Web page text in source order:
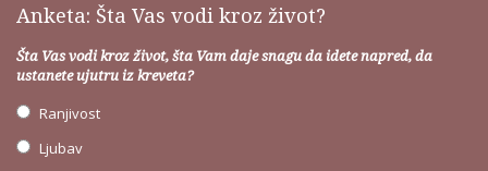
Anketa: Šta Vas vodi kroz život?
Šta Vas vodi kroz život, šta Vam daje snagu da idete napred, da
ustanete ujutru iz kreveta?
Ranjivost
Ljubav